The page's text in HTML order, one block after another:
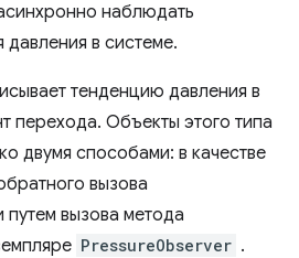
наблюдать
в системе.
тенденцию давления в
перехода. Объекты этого типа
двумя способами: в качестве
вызова
вызова метода
PressureObserver .